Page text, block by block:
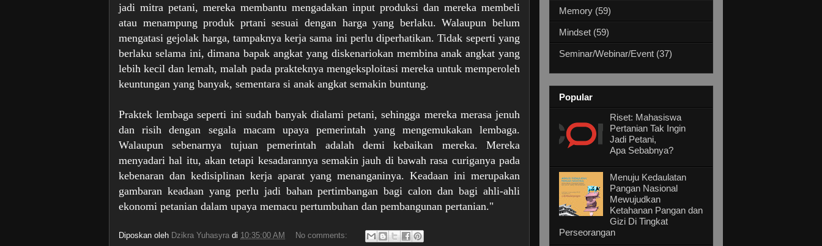
jadi mitra petani, mereka membantu mengadakan input produksi dan mereka membeli
atau menampung produk prtani sesuai dengan harga yang berlaku. Walaupun belum
mengatasi gejolak harga, tampaknya kerja sama ini perlu diperhatikan.Tidak seperti yang
berlaku selama ini, dimana bapak angkat yang diskenariokan membina anak angkat yang
lebih kecil dan lemah, malah pada prakteknya mengeksploitasi mereka untuk memperoleh
keuntungan yang banyak, sementara si anak angkat semakin buntung.
Praktek lembaga seperti ini sudah banyak dialami petani, sehingga mereka merasa jenuh
dan risih dengan segala macam upaya pemerintah yang mengemukakan lembaga.
Walaupun sebenarnya tujuan pemerintah adalah demi kebaikan mereka. Mereka
menyadari hal itu, akan tetapi kesadarannya semakin jauh di bawah rasa curiganya pada
kebenaran dan kedisiplinan kerja aparat yang menanganinya. Keadaan ini merupakan
gambaran keadaan yang perlu jadi bahan pertimbangan bagi calon dan bagi ahli-ahli
ekonomi petanian dalam upaya memacu pertumbuhan dan pembangunan pertanian."
Diposkan oleh Dzikra Yuhasyra di 10:35:00 AM
No comments:
Memory (59)
Mindset (59)
Seminar/Webinar/Event (37)
Popular
Riset: Mahasiswa
Pertanian Tak Ingin
Jadi Petani,
Apa Sebabnya?
Menuju Kedaulatan
Pangan Nasional
Mewujudkan
Ketahanan Pangan dan
Gizi Di Tingkat
Perseorangan